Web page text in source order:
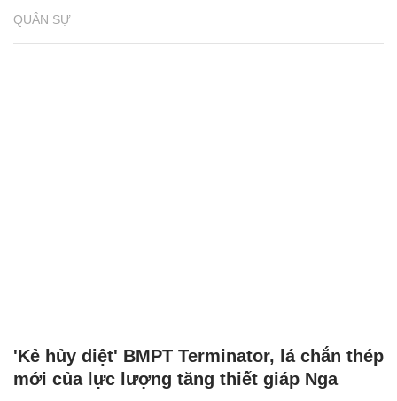
QUÂN SỰ
'Kẻ hủy diệt' BMPT Terminator, lá chắn thép
mới của lực lượng tăng thiết giáp Nga